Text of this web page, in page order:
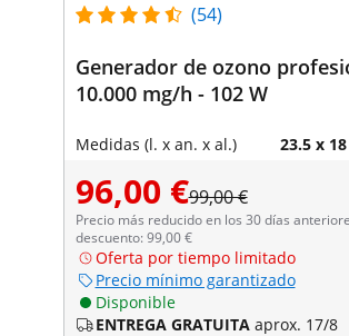
(54)
Generador de ozono
10.000 mg/h - 102 W
Medidas (l. x an. x al.) 23.5 x
96,00 €99,00 €
Precio más reducido en los 30 días
descuento: 99,00 €
Oferta por tiempo limitado
Precio mínimo garantizado
Disponible
ENTREGA GRATUITA aprox. 17/8